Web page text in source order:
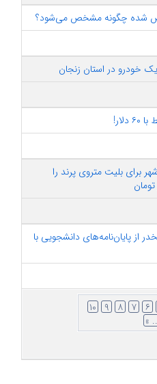
شده چگونه مشخص می‌شود؟
برای بلیت متروی پرند را
از پایان‌نامه‌های دانشجویی با
۶ ۷ ۸ ۹
۱۰
...